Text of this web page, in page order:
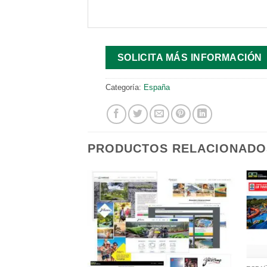
SOLICITA MÁS INFORMACIÓN
Categoría: España
PRODUCTOS